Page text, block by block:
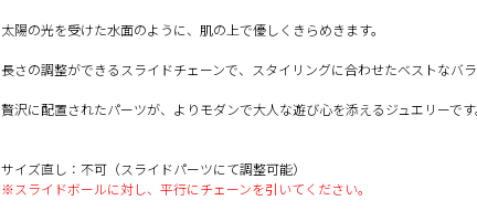
太陽の光を受けた水面のように、肌の上で優しくきらめきます。
長さの調整ができるスライドチェーンで、スタイリングに合わせたベストなバラ
贅沢に配置されたパーツが、よりモダンで大人な遊び心を添えるジュエリーです
サイズ直し：不可（スライドパーツにて調整可能）
※スライドボールに対し、平行にチェーンを引いてください。